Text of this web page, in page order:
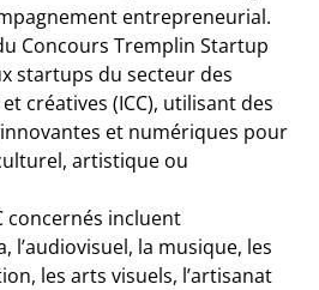
entrepreneurial.
Concours Tremplin Startup
startups du secteur des
créatives (ICC), utilisant des
et numériques pour
artistique ou
concernés incluent
l’audiovisuel, la musique, les
les arts visuels, l’artisanat